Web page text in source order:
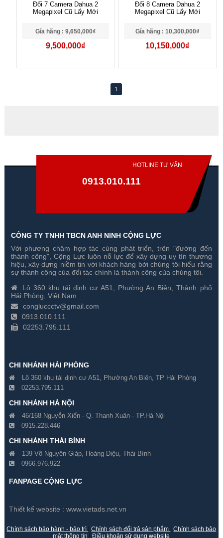
Đổi 7 Camera Dahua 2
Megapixel Cũ Lấy Mới
Gía hãng : 9,650,000₫
9,500,000₫
Đổi 8 Camera Dahua 2
Megapixel Cũ Lấy Mới
Gía hãng : 10,300,000₫
10,150,000₫
1
HOTLINE TƯ VẤN
0913.010.111
CÔNG TY TNHH TBCN ANH NINH CỘNG LỰC
Với phương châm hợp tác cùng phát triển, trên "đường đến
thành công", Cộng Lực luôn nỗ lực để xây dựng uy tín thương
hiệu, xây dựng niềm tin với khách hàng bởi chúng tôi hiểu rằng
sự thành công của đối tác chính là thành công của chúng tôi.
Lô 360 khu tái định cư A51, Phường An Biên, Thành phố
Hải Phòng, Việt Nam
congluccctv@gmail.com
0913.010.111
02253.795.111
CHI NHÁNH HẢI PHÒNG
Lô 360 khu tái định cư A51, Phường An Biên, TP Hải Phòng
02253.795.111
CHI NHÁNH HÀ NỘI
46/168 Nguyễn Xiển - Q. Thanh Xuân - TP.Hà Nội
0915.228.446
CHI NHÁNH THÁI BÌNH
139 Võ Nguyên Giáp, Hoàng Diệu, Thái Bình
0966.976.922
FANPAGE CỘNG LỰC
Thiết kế website : www.vietads.net.vn
Chính sách bảo hành - bảo trì Chính sách đổi trả sản phẩm
Chính sách bảo
mật thông tin
Điều khoản sử dụng website